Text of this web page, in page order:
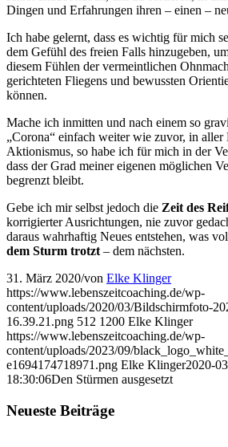
Dingen und Erfahrungen ihren – einen –
Ich habe gelernt, dass es wichtig für mich
dem Gefühl des freien Falls hinzugeben,
diesem Fühlen der vermeintlichen
gerichteten Fliegens und bewussten
können.
Mache ich inmitten und nach einem so
„Corona“ einfach weiter wie zuvor, in
Aktionismus, so habe ich für mich in der
dass der Grad meiner eigenen möglichen
begrenzt bleibt.
Gebe ich mir selbst jedoch die Zeit des
korrigierter Ausrichtungen, nie zuvor
daraus wahrhaftig Neues entstehen, was
dem Sturm trotzt – dem nächsten.
31. März 2020/von Elke Klinger
https://www.lebenszeitcoaching.de/wp-
content/uploads/2020/03/Bildschirmfoto-
16.39.21.png 512 1200 Elke Klinger
https://www.lebenszeitcoaching.de/wp-
content/uploads/2023/09/
e1694174718971.png Elke Klinger2020-
18:30:06Den Stürmen ausgesetzt
Neueste Beiträge